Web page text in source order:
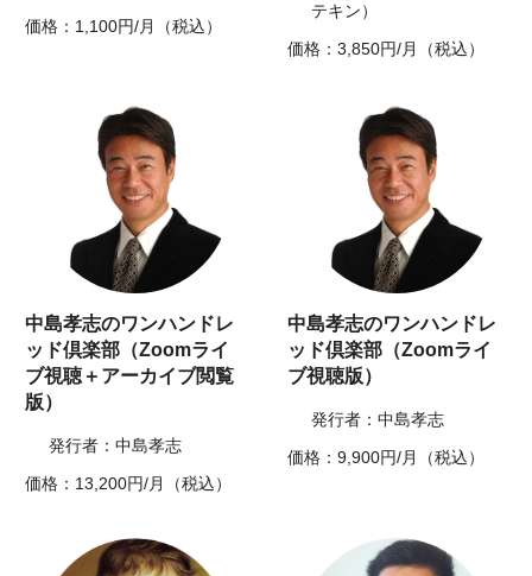
価格：1,100円/月（税込）
テキン）
価格：3,850円/月（税込）
中島孝志のワンハンドレ
ッド倶楽部（Zoomライ
ブ視聴＋アーカイブ閲覧
版）
発行者：中島孝志
価格：13,200円/月（税込）
中島孝志のワンハンドレ
ッド倶楽部（Zoomライ
ブ視聴版）
発行者：中島孝志
価格：9,900円/月（税込）